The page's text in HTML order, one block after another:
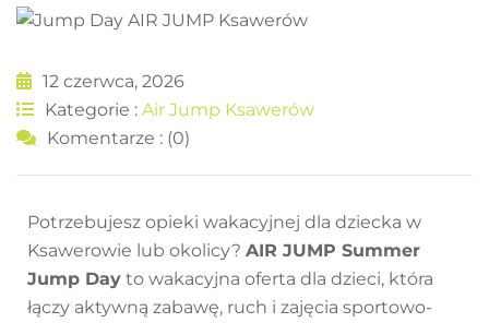
12 czerwca, 2026
Kategorie : Air Jump Ksawerów
Komentarze : (0)
Potrzebujesz opieki wakacyjnej dla dziecka w
Ksawerowie lub okolicy? AIR JUMP Summer
Jump Day to wakacyjna oferta dla dzieci, która
łączy aktywną zabawę, ruch i zajęcia sportowo-